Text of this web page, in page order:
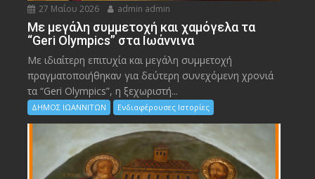
27 Μαΐου 2026 admin admin
Με μεγάλη συμμετοχή και χαμόγελα τα
“Geri Olympics” στα Ιωάννινα
Με ιδιαίτερη επιτυχία και μεγάλη συμμετοχή
πραγματοποιήθηκαν για δεύτερη συνεχόμενη χρονιά
τα “Geri Olympics”, η ξεχωριστή...
ΔΗΜΟΣ ΙΩΑΝΝΙΤΩΝ Ενδιαφέρουσες Ιστορίες